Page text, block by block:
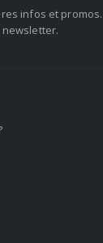
infos et promos.